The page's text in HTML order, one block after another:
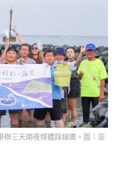
辦三天兩夜媒體踩線團。圖：澎